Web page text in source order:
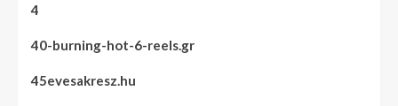
4
40-burning-hot-6-reels.gr
45evesakresz.hu